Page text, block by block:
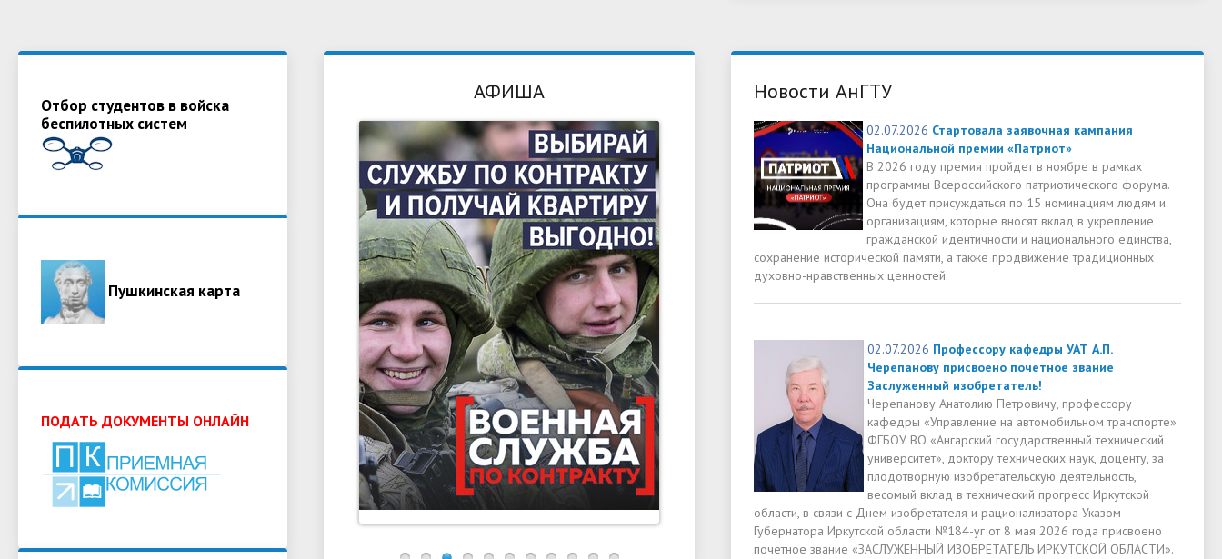
Отбор студентов в войска
беспилотных систем
Пушкинская карта
ПОДАТЬ ДОКУМЕНТЫ ОНЛАЙН
АФИША Новости АнГТУ
02.07.2026 Стартовала заявочная кампания
Национальной премии «Патриот»
В 2026 году премия пройдет в ноябре в рамках
программы Всероссийского патриотического форума.
Она будет присуждаться по 15 номинациям людям и
организациям, которые вносят вклад в укрепление
гражданской идентичности и национального единства,
сохранение исторической памяти, а также продвижение традиционных
духовно-нравственных ценностей.
02.07.2026 Профессору кафедры УАТ А.П.
Черепанову присвоено почетное звание
Заслуженный изобретатель!
Черепанову Анатолию Петровичу, профессору
кафедры «Управление на автомобильном транспорте»
ФГБОУ ВО «Ангарский государственный технический
университет», доктору технических наук, доценту, за
плодотворную изобретательскую деятельность,
весомый вклад в технический прогресс Иркутской
области, в связи с Днем изобретателя и рационализатора Указом
Губернатора Иркутской области №184-уг от 8 мая 2026 года присвоено
почетное звание «ЗАСЛУЖЕННЫЙ ИЗОБРЕТАТЕЛЬ ИРКУТСКОЙ ОБЛАСТИ».